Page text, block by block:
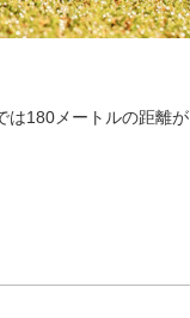
は180メートルの距離が